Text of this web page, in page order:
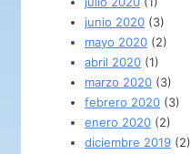
junio 2020 (3)
mayo 2020 (2)
abril 2020 (1)
marzo 2020 (3)
febrero 2020 (3)
enero 2020 (2)
diciembre 2019 (2)